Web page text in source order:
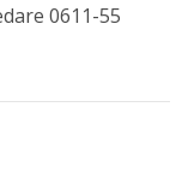
0611-55